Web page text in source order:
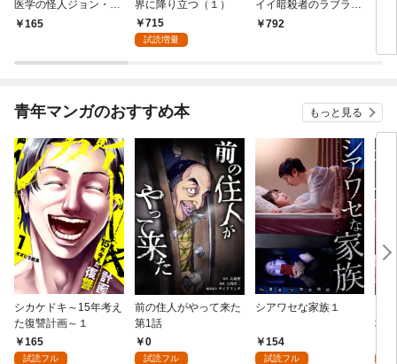
医学の怪人ジョン・ハ
ンター- 連載版 第1話
165
界に降り立つ（１）
715
試読増量
イイ暗殺者のラブラブ
新婚生活 １巻
792
青年マンガのおすすめ本 もっと見る
シカケドキ～15年考え
た復讐計画～１
165
試読フル
前の住人がやって来た
第1話
0
試読フル
シアワセな家族１
154
試読フル
地